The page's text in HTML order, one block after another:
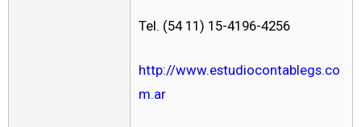
Tel. (54 11) 15-4196-4256
http://www.estudiocontablegs.co
m.ar